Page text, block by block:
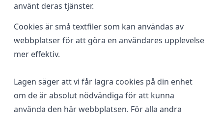
använt deras tjänster.
Cookies är små textfiler som kan användas av
webbplatser för att göra en användares upplevelse
mer effektiv.
Lagen säger att vi får lagra cookies på din enhet
om de är absolut nödvändiga för att kunna
använda den här webbplatsen. För alla andra